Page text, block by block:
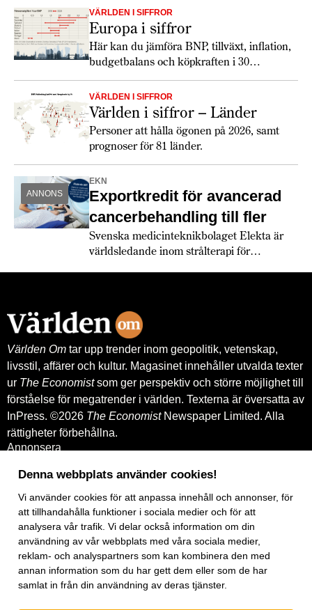
16 branscher som ger en inblick i tillväxt, utmaningar och
möjligheter.
VÄRLDEN I SIFFROR
Europa i siffror
Här kan du jämföra BNP, tillväxt, inflation,
budgetbalans och köpkraften i 30
europeiska länder. Totalt ökar tillväxten
något 2026, och lönerna har utvecklats
snabbare än inflationen. De europeiska
konsumenterna verkar dock fortfarande
hålla hårt i plånboken. Största
förändringen 2026 är de ökade
försvarsanslagen och att den växande
politiska klyftan mellan USA och Europa
får europeiska länder att köpa allt mer från
europeiska leverantörer.
VÄRLDEN I SIFFROR
Världen i siffror – Länder
Personer att hålla ögonen på 2026, samt
prognoser för 81 länder.
ANNONS
EKN
Exportkredit för avancerad
cancerbehandling till fler
Svenska medicinteknikbolaget Elekta är
världsledande inom strålterapi för
Exportkreditnämnden, EKN.
Världen Om tar upp trender inom geopolitik, vetenskap,
livsstil, affärer och kultur. Magasinet innehåller utvalda texter
ur The Economistsom ger perspektiv och större möjlighet till
förståelse för megatrender i världen. Texterna är översatta av
InPress. ©2026 The EconomistNewspaper Limited. Alla
rättigheter förbehållna.
Annonsera
Kontakt
Köp tidigare nummer
www.inpress.com
E-tidningen
Om cookies
Vår integritetspolicy
Prenumerationsvillkor
E-tidningen
Facebook
Denna webbplats använder cookies!
Vi använder cookiesför att anpassa innehåll och annonser, för
att tillhandahålla funktioner i sociala medier och för att
analysera vår trafik. Vi delar också information om din
användning av vår webbplats med våra sociala medier,
reklam- och analyspartners som kan kombinera den med
annan information som du har gett dem eller som de har
samlat in från din användning av deras tjänster.